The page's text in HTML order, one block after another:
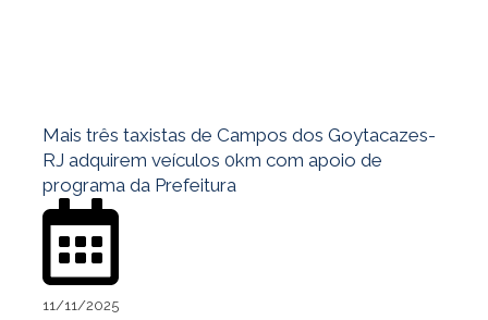
Mais três taxistas de Campos dos Goytacazes-
RJ adquirem veículos 0km com apoio de
programa da Prefeitura
11/11/2025